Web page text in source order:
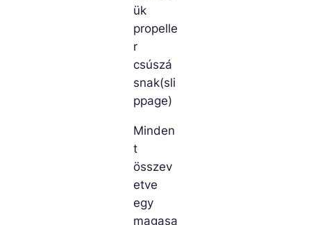
ük
propelle
r
csúszá
snak(sli
ppage)
Minden
t
összev
etve
egy
magasa